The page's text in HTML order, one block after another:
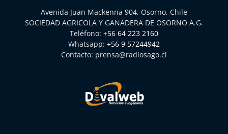
Avenida Juan Mackenna 904, Osorno, Chile
SOCIEDAD AGRICOLA Y GANADERA DE OSORNO A.G.
Teléfono: +56 64 223 2160
Whatsapp: +56 9 57244942
Contacto: prensa@radiosago.cl